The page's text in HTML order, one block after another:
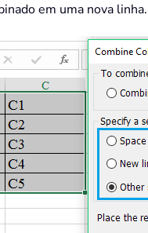
em uma nova linha.